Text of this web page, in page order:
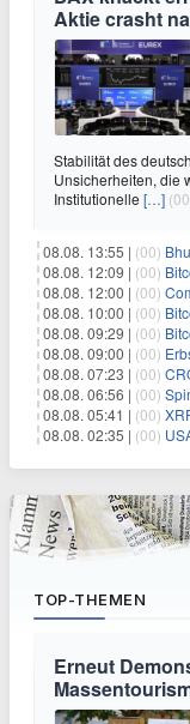
Aktie crasht
Stabilität des
Unsicherheiten, die
Institutionelle […]
08.08. 13:55 | (00)
08.08. 12:09 | (00)
08.08. 12:00 | (00)
08.08. 10:00 | (00)
08.08. 09:29 | (00)
08.08. 09:00 | (00)
08.08. 07:23 | (00) CRO
08.08. 06:56 | (00)
08.08. 05:41 | (00)
08.08. 02:35 | (00) USA
TOP-THEMEN
Erneut